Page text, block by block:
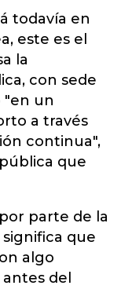
todavía en
este es el
la
con sede
"en un
a través
continua",
que
parte de la
que
algo
del